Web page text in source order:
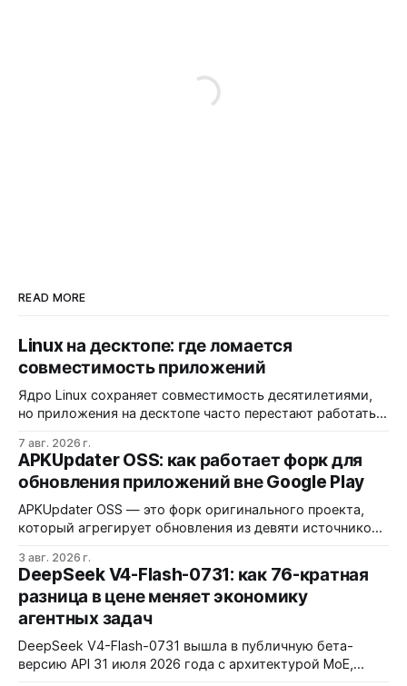
READ MORE
Linux на десктопе: где ломается
совместимость приложений
Ядро Linux сохраняет совместимость десятилетиями,
но приложения на десктопе часто перестают работать
Разработчики обвиняют GNOME и дистрибутивы в
создании искусственных барьеров, а пользователи
платят за это нестабильностью.
7 авг. 2026 г.
APKUpdater OSS: как работает форк для
обновления приложений вне Google Play
APKUpdater OSS — это форк оригинального проекта,
который агрегирует обновления из девяти источников,
установку через Session Installer, Root или Shizuku, но
требует ручной проверки безопасности APK и зависит
от качества метаданных в источниках.
3 авг. 2026 г.
DeepSeek V4-Flash-0731: как 76-кратная
разница в цене меняет экономику
агентных задач
DeepSeek V4-Flash-0731 вышла в публичную бета-
версию API 31 июля 2026 года с архитектурой MoE,